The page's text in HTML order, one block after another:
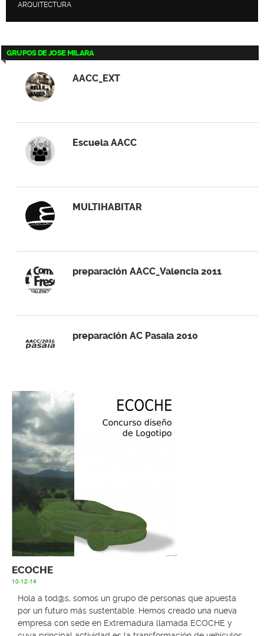
ARQUITECTURA
GRUPOS DE JOSE MILARA
AACC_EXT
Escuela AACC
MULTIHABITAR
preparación AACC_Valencia 2011
preparación AC Pasaia 2010
ECOCHE
10-12-14
Hola a tod@s, somos un grupo de personas que apuesta
por un futuro más sustentable. Hemos creado una nueva
empresa con sede en Extremadura llamada ECOCHE y